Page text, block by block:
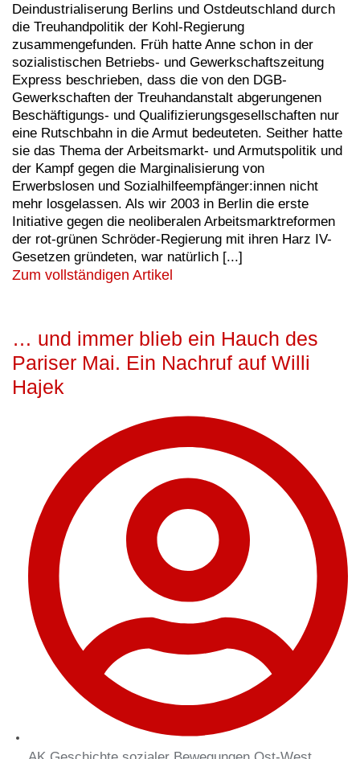
Deindustrialiserung Berlins und Ostdeutschland durch
die Treuhandpolitik der Kohl-Regierung
zusammengefunden. Früh hatte Anne schon in der
sozialistischen Betriebs- und Gewerkschaftszeitung
Express beschrieben, dass die von den DGB-
Gewerkschaften der Treuhandanstalt abgerungenen
Beschäftigungs- und Qualifizierungsgesellschaften nur
eine Rutschbahn in die Armut bedeuteten. Seither hatte
sie das Thema der Arbeitsmarkt- und Armutspolitik und
der Kampf gegen die Marginalisierung von
Erwerbslosen und Sozialhilfeempfänger:innen nicht
mehr losgelassen. Als wir 2003 in Berlin die erste
Initiative gegen die neoliberalen Arbeitsmarktreformen
der rot-grünen Schröder-Regierung mit ihren Harz IV-
Gesetzen gründeten, war natürlich [...]
Zum vollständigen Artikel
… und immer blieb ein Hauch des
Pariser Mai. Ein Nachruf auf Willi
Hajek